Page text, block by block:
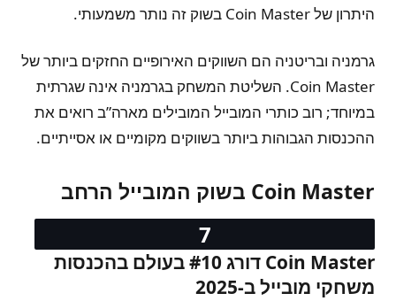
היתרון של Coin Master בשוק זה נותר משמעותי.
גרמניה ובריטניה הם השווקים האירופיים החזקים ביותר של
Coin Master. השליטת המשחק בגרמניה אינה שגרתית
במיוחד; רוב כותרי המובייל המובילים מארה”ב רואים את
ההכנסות הגבוהות ביותר בשווקים מקומיים או אסייתיים.
Coin Master בשוק המובייל הרחב
Coin Master דורג #10 בעולם בהכנסות
משחקי מובייל ב-2025